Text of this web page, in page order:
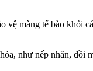
màng tế bào khỏi
như nếp nhăn, đồi